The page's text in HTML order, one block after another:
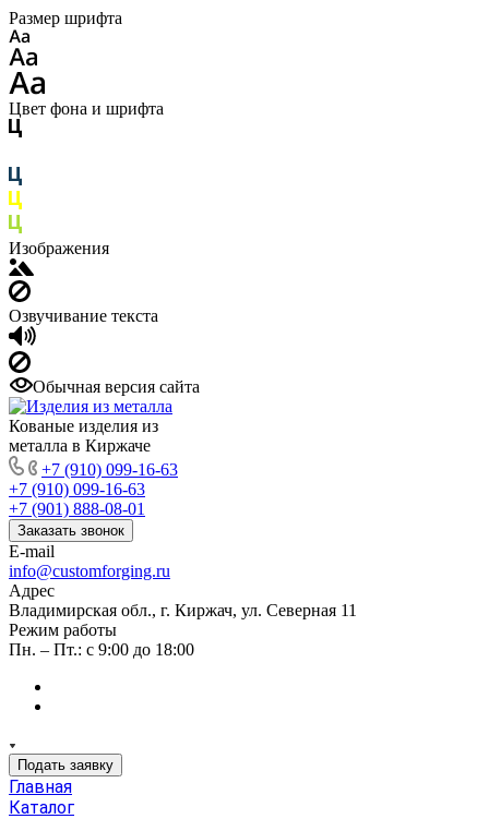
Размер шрифта
Цвет фона и шрифта
Изображения
Озвучивание текста
Обычная версия сайта
Кованые изделия из
металла в Киржаче
+7 (910) 099-16-63
+7 (910) 099-16-63
+7 (901) 888-08-01
Заказать звонок
E-mail
info@customforging.ru
Адрес
Владимирская обл., г. Киржач, ул. Северная 11
Режим работы
Пн. – Пт.: с 9:00 до 18:00
Подать заявку
Главная
Каталог